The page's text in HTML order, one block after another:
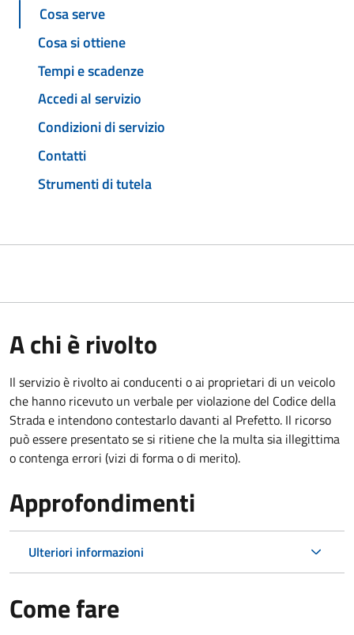
Cosa serve
Cosa si ottiene
Tempi e scadenze
Accedi al servizio
Condizioni di servizio
Contatti
Strumenti di tutela
A chi è rivolto
Il servizio è rivolto ai conducenti o ai proprietari di un veicolo
che hanno ricevuto un verbale per violazione del Codice della
Strada e intendono contestarlo davanti al Prefetto. Il ricorso
può essere presentato se si ritiene che la multa sia illegittima
o contenga errori (vizi di forma o di merito).
Approfondimenti
Ulteriori informazioni
Come fare